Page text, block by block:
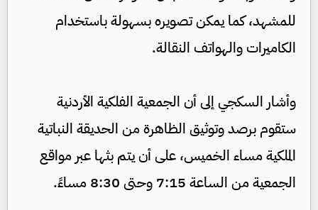
للمشهد، كما يمكن تصويره بسهولة باستخدام
الكاميرات والهواتف النقالة.
وأشار السكجي إلى أن الجمعية الفلكية الأردنية
ستقوم برصد وتوثيق الظاهرة من الحديقة النباتية
الملكية مساء الخميس، على أن يتم بثها عبر مواقع
الجمعية من الساعة 7:15 وحتى 8:30 مساءً.